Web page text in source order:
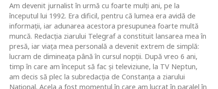
Am devenit jurnalist în urmă cu foarte mulţi ani, pe la
începutul lui 1992. Era dificil, pentru că lumea era avidă de
informaţii, iar adunarea acestora presupunea foarte multă
muncă. Redacţia ziarului Telegraf a constituit lansarea mea în
presă, iar viaţa mea personală a devenit extrem de simplă:
lucram de dimineaţa până în cursul nopţii. După vreo 6 ani,
timp în care am început să fac şi televiziune, la TV Neptun,
am decis să plec la subredacţia de Constanţa a ziarului
Naţional. Acela a fost momentul în care am lucrat în paralel în